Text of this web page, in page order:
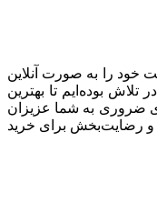
از سال 1398 (2017) فعالیت خود را به صورت آنلاین
سال، همواره در تلاش بوده‌ایم تا بهترین
ضروری به شما عزیزان
و رضایت‌بخش برای خرید